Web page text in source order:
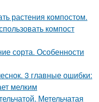
растения компостом.
компост
сорта. Особенности
3 главные ошибки:
мелким
Метельчатая